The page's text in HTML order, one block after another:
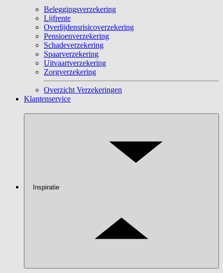
Beleggingsverzekering
Lijfrente
Overlijdensrisicoverzekering
Pensioenverzekering
Schadeverzekering
Spaarverzekering
Uitvaartverzekering
Zorgverzekering
Overzicht Verzekeringen
Klantenservice
Inspiratie